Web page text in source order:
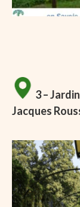
3 –
Jacques